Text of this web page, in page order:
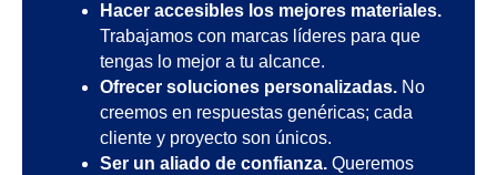
Hacer accesibles los mejores materiales.
Trabajamos con marcas líderes para que
tengas lo mejor a tu alcance.
Ofrecer soluciones personalizadas. No
creemos en respuestas genéricas; cada
cliente y proyecto son únicos.
Ser un aliado de confianza. Queremos